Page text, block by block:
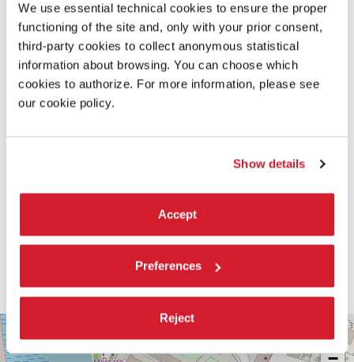
We use essential technical cookies to ensure the proper
functioning of the site and, only with your prior consent,
third-party cookies to collect anonymous statistical
information about browsing. You can choose which
cookies to authorize. For more information, please see
our cookie policy.
Show details
Accept
Preferences
Reject
SCOPRI DI PIÙ SUL FILM
PALABIENNALE
VIA
+